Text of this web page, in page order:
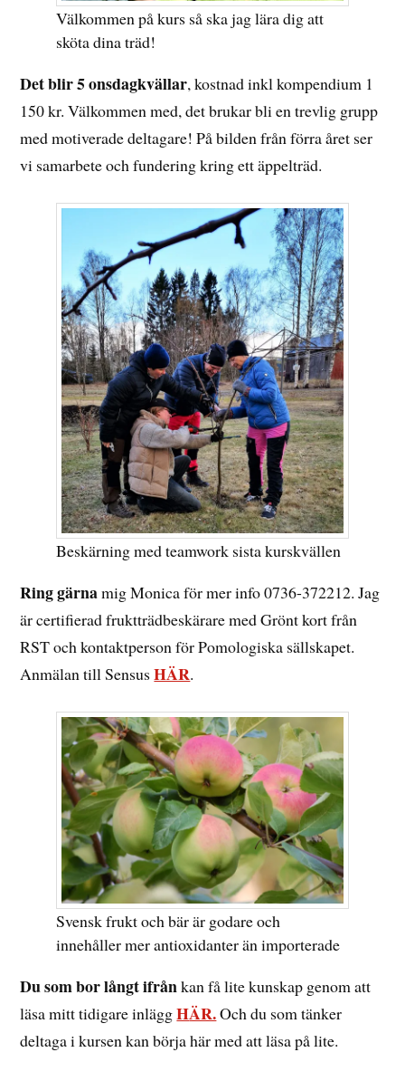
Välkommen på kurs så ska jag lära dig att
sköta dina träd!
Det blir 5 onsdagkvällar, kostnad inkl kompendium 1
150 kr. Välkommen med, det brukar bli en trevlig grupp
med motiverade deltagare! På bilden från förra året ser
vi samarbete och fundering kring ett äppelträd.
Beskärning med teamwork sista kurskvällen
Ring gärnamig Monica för mer info 0736-372212. Jag
är certifierad fruktträdbeskärare med Grönt kort från
RST och kontaktperson för Pomologiska sällskapet.
Anmälan till SensusHÄR.
Svensk frukt och bär är godare och
innehåller mer antioxidanter än importerade
Du som bor långt ifrånkan få lite kunskap genom att
läsa mitt tidigare inläggHÄR.Och du som tänker
deltaga i kursen kan börja här med att läsa på lite.